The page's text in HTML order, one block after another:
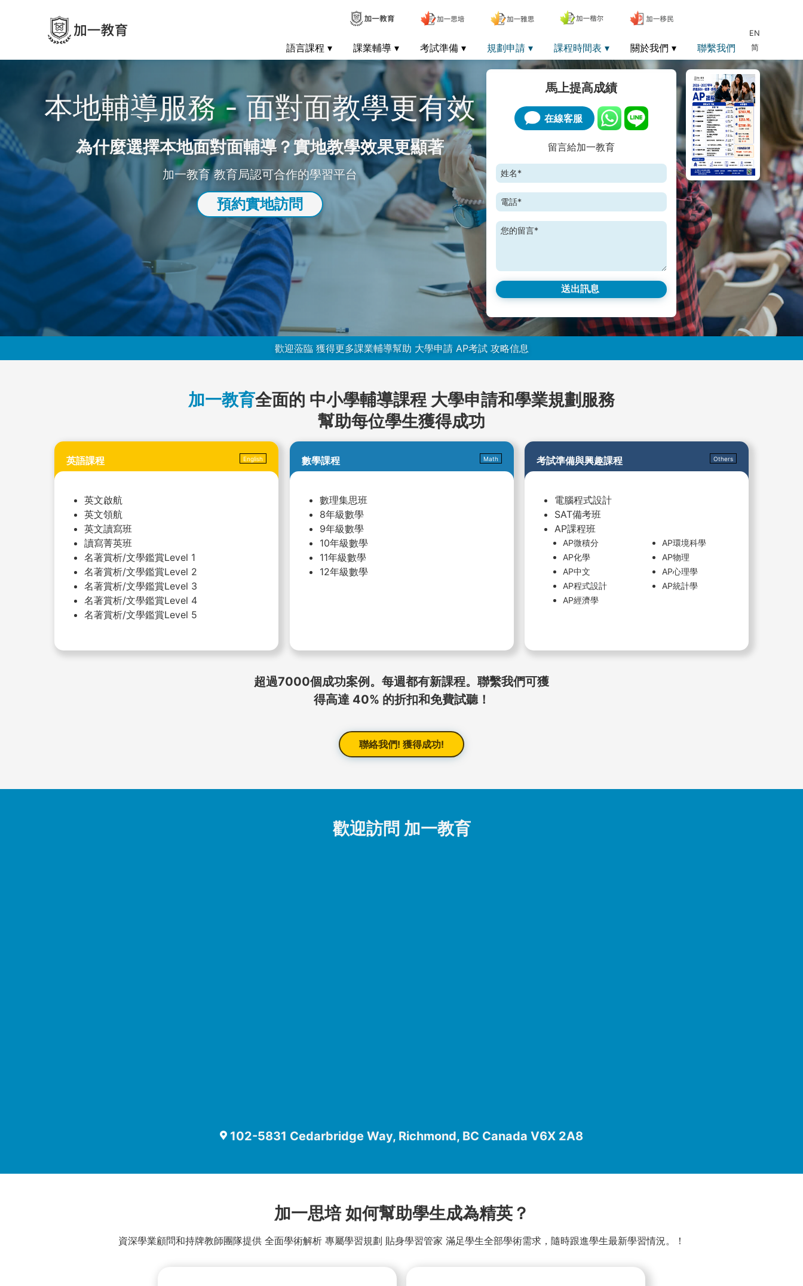
語言課程 課業輔導 考試準備 規劃申請 課程時間表 關於我們 聯繫我們
EN
简
本地輔導服務 - 面對面教學更有效
為什麼選擇本地面對面輔導？實地教學效果更顯著
加一教育 教育局認可合作的學習平台
預約實地訪問
馬上提高成績
在線客服
留言給加一教育
姓名*
電話*
您的留言*
歡迎蒞臨 獲得更多課業輔導幫助 大學申請 AP考試 攻略信息
加一教育全面的 中小學輔導課程 大學申請和學業規劃服務
幫助每位學生獲得成功
英語課程 English
英文啟航
英文領航
英文讀寫班
讀寫菁英班
名著賞析/文學鑑賞Level 1
名著賞析/文學鑑賞Level 2
名著賞析/文學鑑賞Level 3
名著賞析/文學鑑賞Level 4
名著賞析/文學鑑賞Level 5
數學課程 Math
數理集思班
8年級數學
9年級數學
10年級數學
11年級數學
12年級數學
考試準備與興趣課程 Others
電腦程式設計
SAT備考班
AP課程班
AP微積分
AP化學
AP中文
AP程式設計
AP經濟學
AP環境科學
AP物理
AP心理學
AP統計學
超過7000個成功案例。每週都有新課程。聯繫我們可獲
得高達 40% 的折扣和免費試聽！
聯絡我們! 獲得成功!
歡迎訪問 加一教育
102-5831 Cedarbridge Way, Richmond, BC Canada V6X 2A8
加一思培 如何幫助學生成為精英？
資深學業顧問和持牌教師團隊提供 全面學術解析 專屬學習規劃 貼身學習管家 滿足學生全部學術需求，隨時跟進學生最新學習情況。！